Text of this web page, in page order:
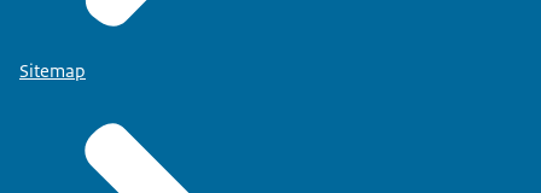
Sitemap